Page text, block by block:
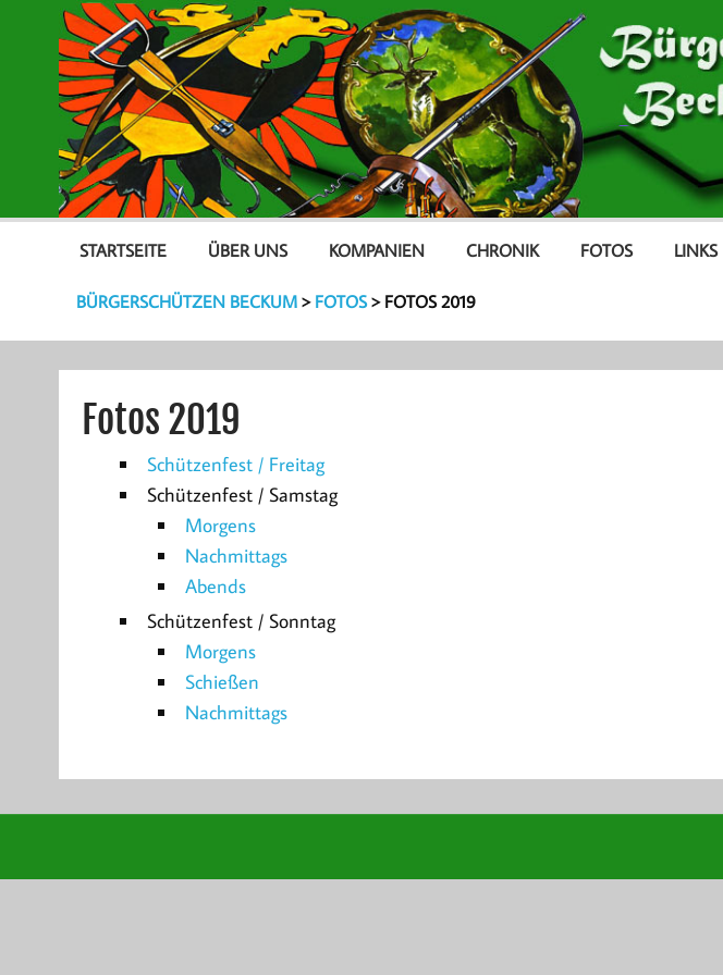
STARTSEITE ÜBER UNS KOMPANIEN CHRONIK FOTOS LINKS
BÜRGERSCHÜTZEN BECKUM> FOTOS> FOTOS 2019
Fotos 2019
Schützenfest / Freitag
Schützenfest / Samstag
Morgens
Nachmittags
Abends
Schützenfest / Sonntag
Morgens
Schießen
Nachmittags